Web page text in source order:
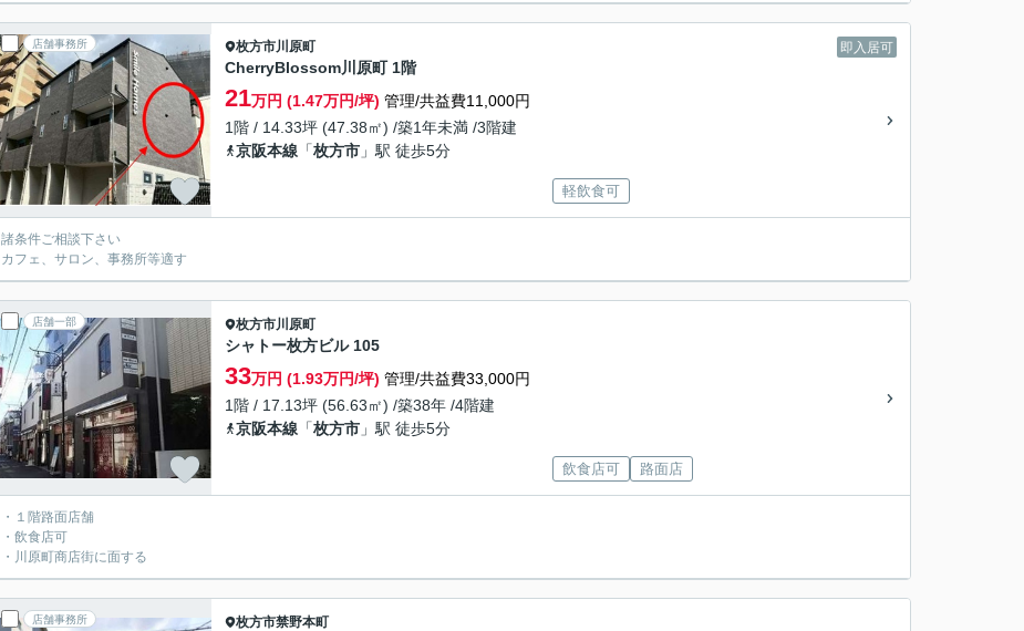
店舗事務所 即入居可
枚方市川原町
CherryBlossom川原町 1階
21万円 (1.47万円/坪) 管理/共益費11,000円
1階 / 14.33坪 (47.38㎡) /築1年未満 /3階建
京阪本線 「枚方市 」駅 徒歩5分
軽飲食可
諸条件ご相談下さい
カフェ、サロン、事務所等適す
店舗一部 枚方市川原町
シャトー枚方ビル 105
33万円 (1.93万円/坪) 管理/共益費33,000円
1階 / 17.13坪 (56.63㎡) /築38年 /4階建
京阪本線 「枚方市 」駅 徒歩5分
飲食店可 路面店
・１階路面店舗
・飲食店可
・川原町商店街に面する
店舗事務所 枚方市禁野本町